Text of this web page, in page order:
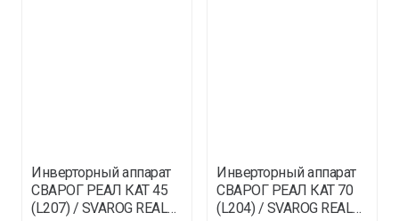
Инверторный аппарат
СВАРОГ РЕАЛ КАТ 45
(L207) / SVAROG REAL
Инверторный аппарат
СВАРОГ РЕАЛ КАТ 70
(L204) / SVAROG REAL